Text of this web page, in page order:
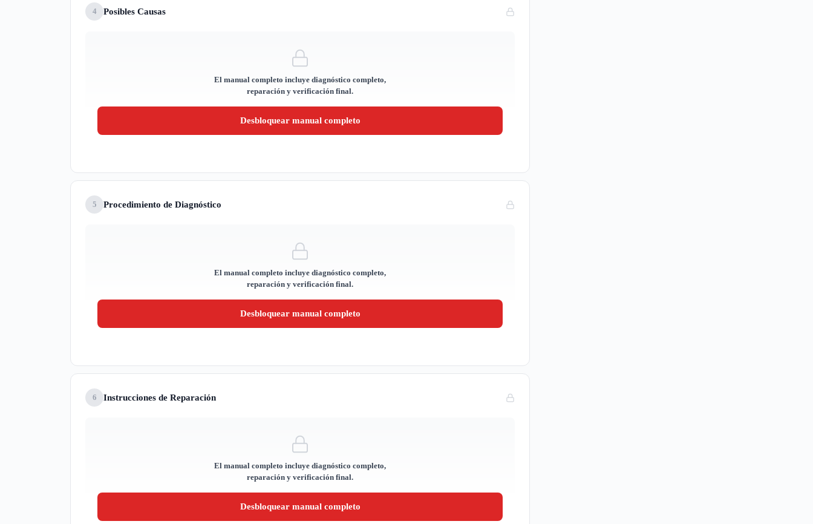
4 Posibles Causas
El manual completo incluye diagnóstico completo,
reparación y verificación final.
Desbloquear manual completo
5 Procedimiento de Diagnóstico
El manual completo incluye diagnóstico completo,
reparación y verificación final.
Desbloquear manual completo
6 Instrucciones de Reparación
El manual completo incluye diagnóstico completo,
reparación y verificación final.
Desbloquear manual completo